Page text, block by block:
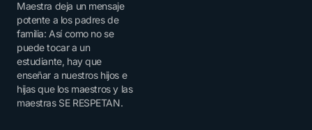
Maestra deja un mensaje
potente a los padres de
familia: Así como no se
puede tocar a un
estudiante, hay que
enseñar a nuestros hijos e
hijas que los maestros y las
maestras SE RESPETAN.